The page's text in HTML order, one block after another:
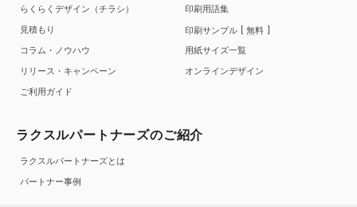
らくらくデザイン（チラシ）
見積もり
コラム・ノウハウ
リリース・キャンペーン
ご利用ガイド
印刷用語集
印刷サンプル
無料
用紙サイズ一覧
オンラインデザイン
ラクスルパートナーズのご紹介
ラクスルパートナーズとは
パートナー事例